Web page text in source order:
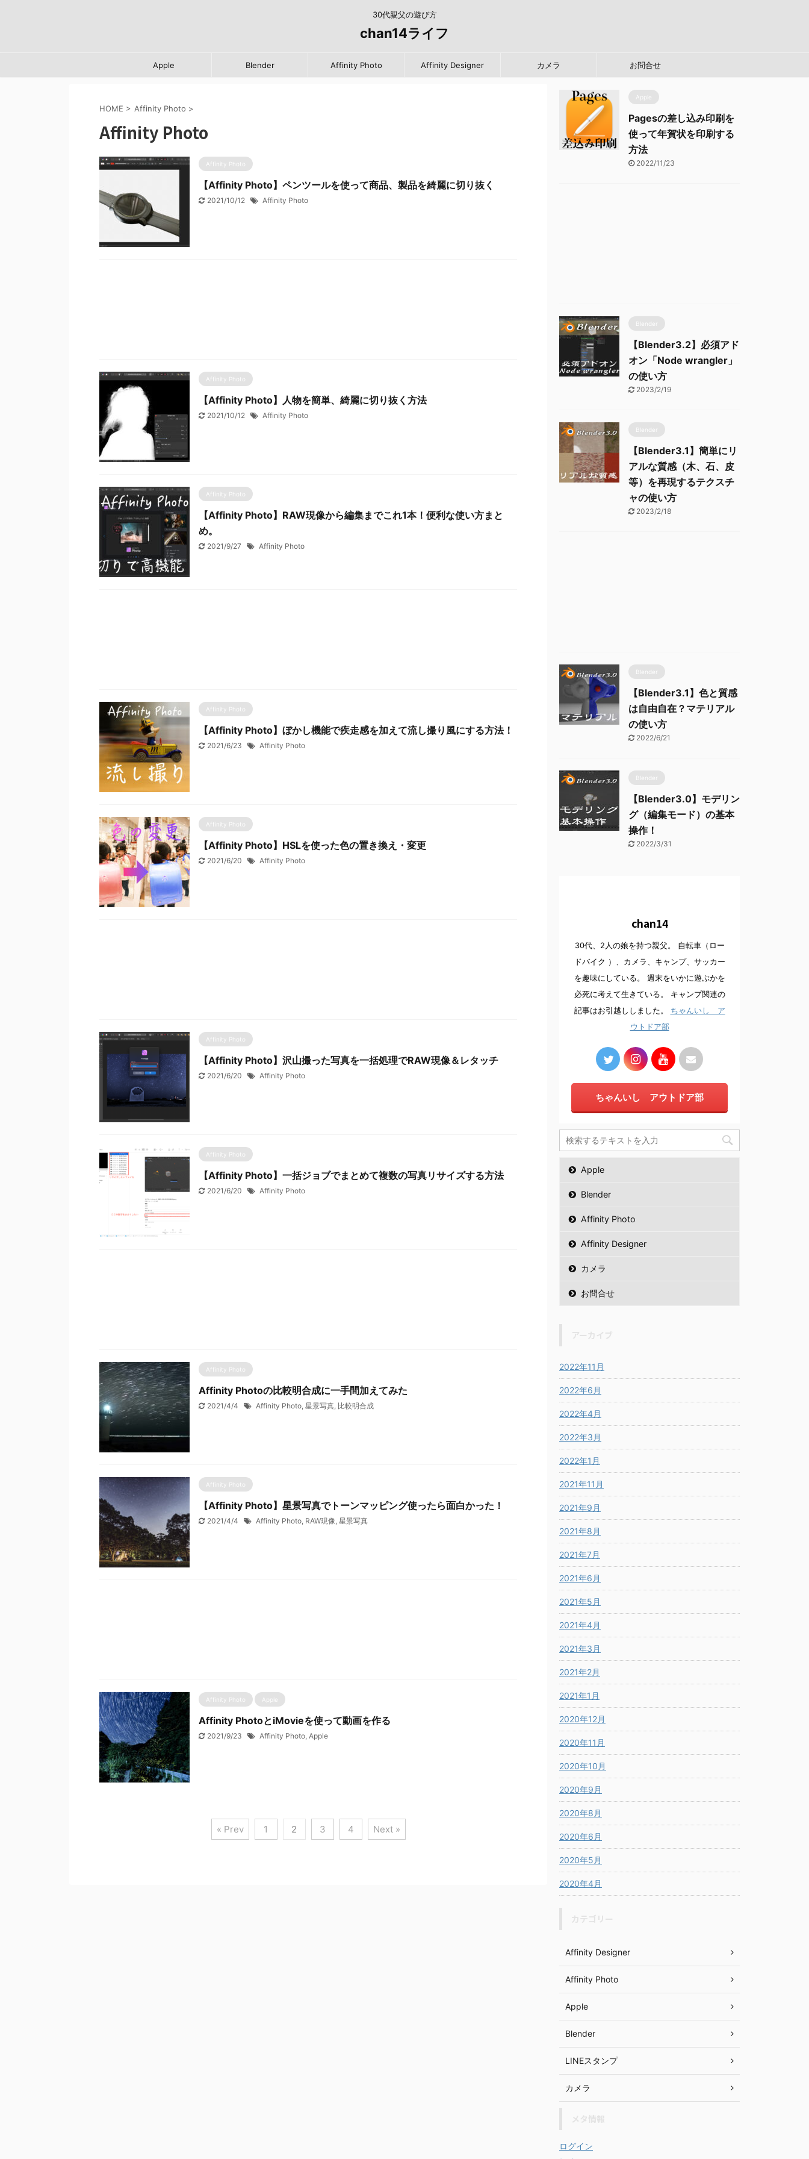
30代親父の遊び方
chan14ライフ
Apple Blender Affinity Photo Affinity Designer カメラ お問合せ
HOME > Affinity Photo >
Affinity Photo
Affinity Photo
【Affinity Photo】ペンツールを使って商品、製品を綺麗に切り抜く
2021/10/12 Affinity Photo
Affinity Photo
【Affinity Photo】人物を簡単、綺麗に切り抜く方法
2021/10/12 Affinity Photo
Affinity Photo
【Affinity Photo】RAW現像から編集までこれ1本！便利な使い方まと
め。
2021/9/27 Affinity Photo
Affinity Photo
【Affinity Photo】ぼかし機能で疾走感を加えて流し撮り風にする方法！
2021/6/23 Affinity Photo
Affinity Photo
【Affinity Photo】HSLを使った色の置き換え・変更
2021/6/20 Affinity Photo
Affinity Photo
【Affinity Photo】沢山撮った写真を一括処理でRAW現像＆レタッチ
2021/6/20 Affinity Photo
Affinity Photo
【Affinity Photo】一括ジョブでまとめて複数の写真リサイズする方法
2021/6/20 Affinity Photo
Affinity Photo
Affinity Photoの比較明合成に一手間加えてみた
2021/4/4 Affinity Photo, 星景写真, 比較明合成
Affinity Photo
【Affinity Photo】星景写真でトーンマッピング使ったら面白かった！
2021/4/4 Affinity Photo, RAW現像, 星景写真
Affinity Photo Apple
Affinity PhotoとiMovieを使って動画を作る
2021/9/23 Affinity Photo, Apple
« Prev 1 2 3 4 Next »
Apple
Pagesの差し込み印刷を
使って年賀状を印刷する
方法
2022/11/23
Blender
【Blender3.2】必須アド
オン「Node wrangler」
の使い方
2023/2/19
Blender
【Blender3.1】簡単にリ
アルな質感（木、石、皮
等）を再現するテクスチ
ャの使い方
2023/2/18
Blender
【Blender3.1】色と質感
は自由自在？マテリアル
の使い方
2022/6/21
Blender
【Blender3.0】モデリン
グ（編集モード）の基本
操作！
2022/3/31
chan14
30代、2人の娘を持つ親父。 自転車（ロー
ドバイク ）、カメラ、キャンプ、サッカー
を趣味にしている。 週末をいかに遊ぶかを
必死に考えて生きている。 キャンプ関連の
記事はお引越ししました。 ちゃんいし ア
ウトドア部
ちゃんいし アウトドア部
Apple
Blender
Affinity Photo
Affinity Designer
カメラ
お問合せ
2022年11月
2022年6月
2022年4月
2022年3月
2022年1月
2021年11月
2021年9月
2021年8月
2021年7月
2021年6月
2021年5月
2021年4月
2021年3月
2021年2月
2021年1月
2020年12月
2020年11月
2020年10月
2020年9月
2020年8月
2020年6月
2020年5月
2020年4月
Affinity Designer
Affinity Photo
Apple
Blender
LINEスタンプ
カメラ
ログイン